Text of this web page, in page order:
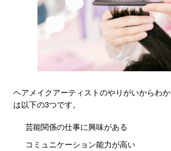
ヘアメイクアーティストのやりがいからわ
は以下の3つです。
芸能関係の仕事に興味がある
コミュニケーション能力が高い